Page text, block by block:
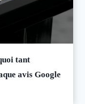
tant
avis Google